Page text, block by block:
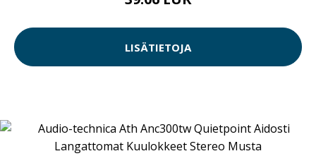
LISÄTIETOJA